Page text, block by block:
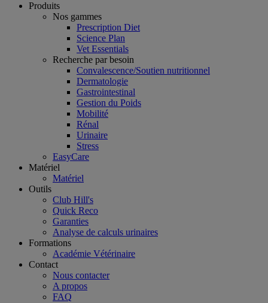
Produits
Nos gammes
Prescription Diet
Science Plan
Vet Essentials
Recherche par besoin
Convalescence/Soutien nutritionnel
Dermatologie
Gastrointestinal
Gestion du Poids
Mobilité
Rénal
Urinaire
Stress
EasyCare
Matériel
Matériel
Outils
Club Hill's
Quick Reco
Garanties
Analyse de calculs urinaires
Formations
Académie Vétérinaire
Contact
Nous contacter
A propos
FAQ